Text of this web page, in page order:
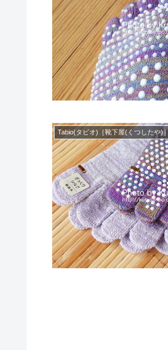
Tabio(タビオ)［靴下屋(くつしたや)］